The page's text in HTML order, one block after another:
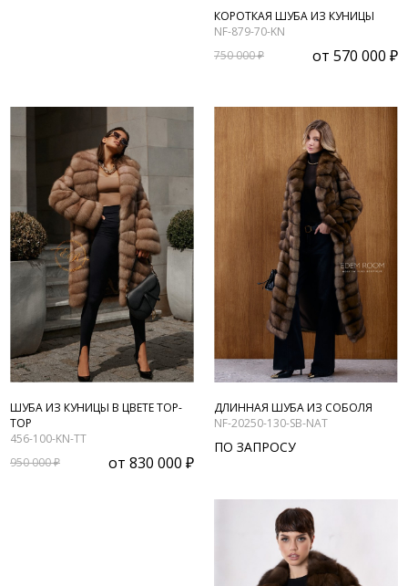
КОРОТКАЯ ШУБА ИЗ КУНИЦЫ
NF-879-70-KN
750 000 ₽
от 570 000 ₽
ШУБА ИЗ КУНИЦЫ В ЦВЕТЕ ТОР-
ТОР
456-100-KN-TT
950 000 ₽
от 830 000 ₽
ДЛИННАЯ ШУБА ИЗ СОБОЛЯ
NF-20250-130-SB-NAT
ПО ЗАПРОСУ